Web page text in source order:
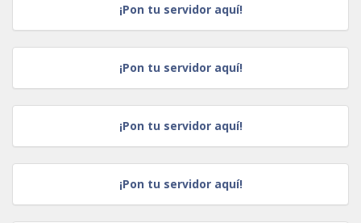
¡Pon tu servidor aquí!
¡Pon tu servidor aquí!
¡Pon tu servidor aquí!
¡Pon tu servidor aquí!